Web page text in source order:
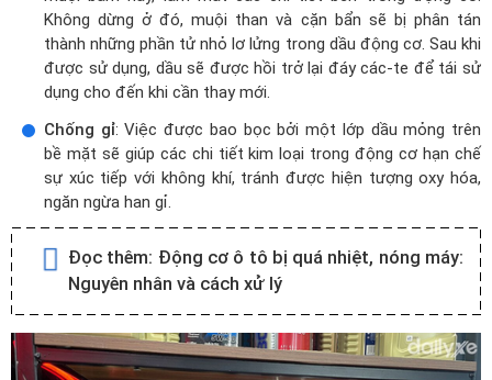
Không dừng ở đó, muội than và cặn bẩn sẽ bị phân tán
thành những phần tử nhỏ lơ lửng trong dầu động cơ. Sau khi
được sử dụng, dầu sẽ được hồi trở lại đáy các-te để tái sử
dụng cho đến khi cần thay mới.
Chống gỉ: Việc được bao bọc bởi một lớp dầu mỏng trên
bề mặt sẽ giúp các chi tiết kim loại trong động cơ hạn chế
sự xúc tiếp với không khí, tránh được hiện tượng oxy hóa,
ngăn ngừa han gỉ.
Đọc thêm: Động cơ ô tô bị quá nhiệt, nóng máy:
Nguyên nhân và cách xử lý